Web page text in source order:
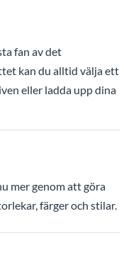
fan av det
kan du alltid välja ett
eller ladda upp dina
mer genom att göra
färger och stilar.